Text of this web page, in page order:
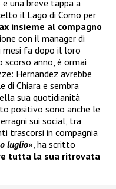
una breve tappa a
il Lago di Como per
insieme al compagno
con il manager di
mesi fa dopo il loro
anno, è ormai
Hernandez avrebbe
di Chiara e sembra
sua quotidianità
positivo sono anche le
sui social, tra
trascorsi in compagnia
luglio», ha scritto
tutta la sua ritrovata